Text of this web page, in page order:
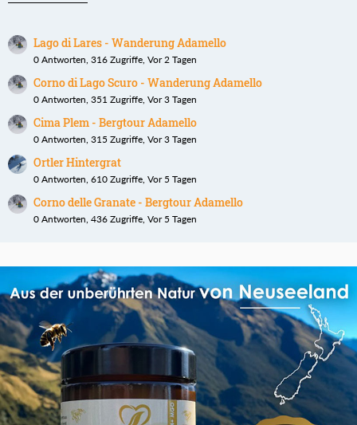
Lago di Lares - Wanderung Adamello
0 Antworten, 316 Zugriffe, Vor 2 Tagen
Corno di Lago Scuro - Wanderung Adamello
0 Antworten, 351 Zugriffe, Vor 3 Tagen
Cima Plem - Bergtour Adamello
0 Antworten, 315 Zugriffe, Vor 3 Tagen
Ortler Hintergrat
0 Antworten, 610 Zugriffe, Vor 5 Tagen
Corno delle Granate - Bergtour Adamello
0 Antworten, 436 Zugriffe, Vor 5 Tagen